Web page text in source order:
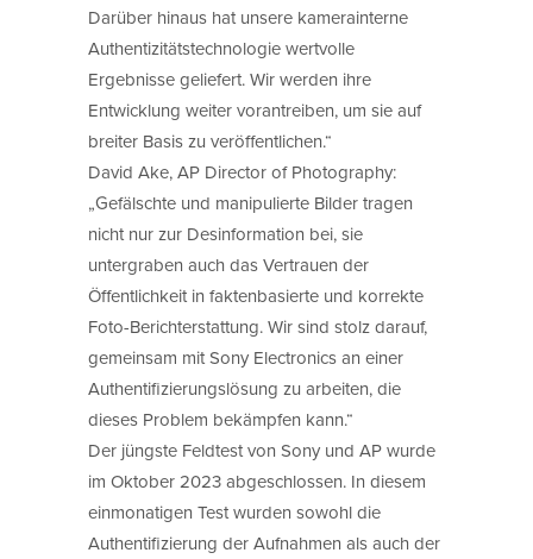
Darüber hinaus hat unsere kamerainterne
Authentizitätstechnologie wertvolle
Ergebnisse geliefert. Wir werden ihre
Entwicklung weiter vorantreiben, um sie auf
breiter Basis zu veröffentlichen.“
David Ake, AP Director of Photography:
„Gefälschte und manipulierte Bilder tragen
nicht nur zur Desinformation bei, sie
untergraben auch das Vertrauen der
Öffentlichkeit in faktenbasierte und korrekte
Foto-Berichterstattung. Wir sind stolz darauf,
gemeinsam mit Sony Electronics an einer
Authentifizierungslösung zu arbeiten, die
dieses Problem bekämpfen kann.“
Der jüngste Feldtest von Sony und AP wurde
im Oktober 2023 abgeschlossen. In diesem
einmonatigen Test wurden sowohl die
Authentifizierung der Aufnahmen als auch der